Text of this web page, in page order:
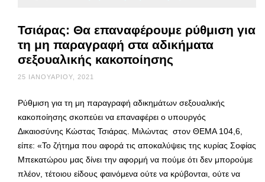
Τσιάρας: Θα επαναφέρουμε ρύθμιση για
τη μη παραγραφή στα αδικήματα
σεξουαλικής κακοποίησης
25 ΙΑΝΟΥΑΡΊΟΥ, 2021
Ρύθμιση για τη μη παραγραφή αδικημάτων σεξουαλικής
κακοποίησης σκοπεύει να επαναφέρει ο υπουργός
Δικαιοσύνης Κώστας Τσιάρας. Μιλώντας στον ΘΕΜΑ 104,6,
είπε: «Το ζήτημα που αφορά τις αποκαλύψεις της κυρίας Σοφίας
Μπεκατώρου μας δίνει την αφορμή να πούμε ότι δεν μπορούμε
πλέον, τέτοιου είδους φαινόμενα ούτε να κρύβονται, ούτε να